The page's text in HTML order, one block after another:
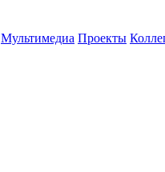
Мультимедиа Проекты